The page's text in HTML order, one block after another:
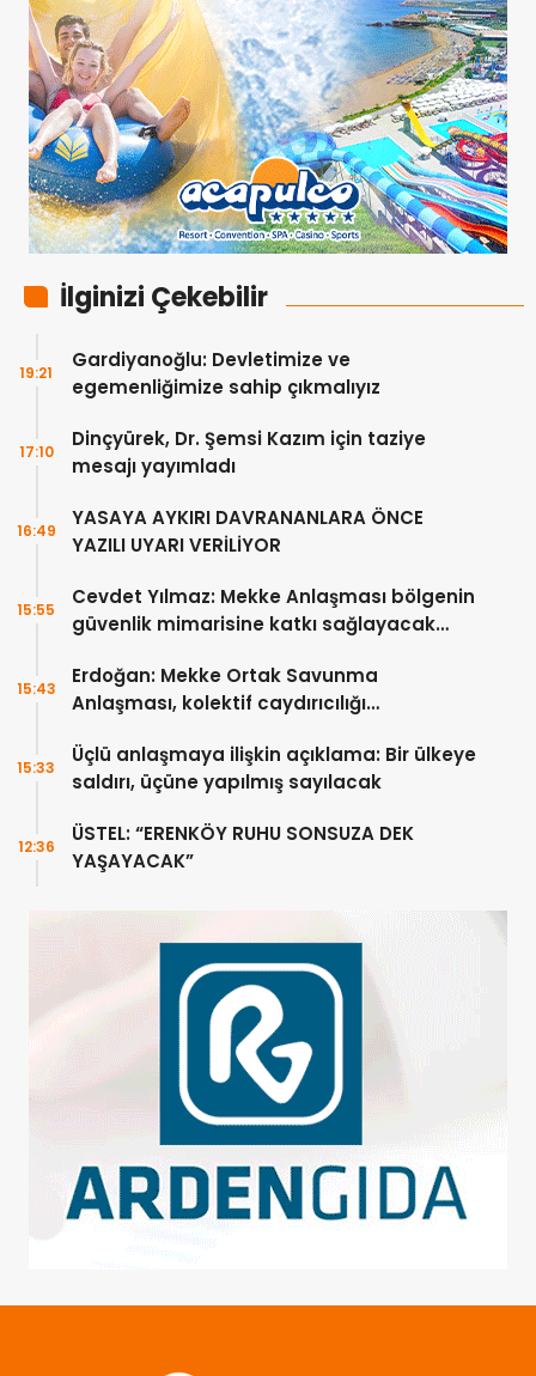
İlginizi Çekebilir
Gardiyanoğlu: Devletimize ve
egemenliğimize sahip çıkmalıyız
19:21
Dinçyürek, Dr. Şemsi Kazım için taziye
mesajı yayımladı
17:10
YASAYA AYKIRI DAVRANANLARA ÖNCE
YAZILI UYARI VERİLİYOR
16:49
Cevdet Yılmaz: Mekke Anlaşması bölgenin
güvenlik mimarisine katkı sağlayacak
15:55
Erdoğan: Mekke Ortak Savunma
Anlaşması, kolektif caydırıcılığı
15:43
Üçlü anlaşmaya ilişkin açıklama: Bir ülkeye
saldırı, üçüne yapılmış sayılacak
15:33
ÜSTEL: “ERENKÖY RUHU SONSUZA DEK
YAŞAYACAK”
12:36